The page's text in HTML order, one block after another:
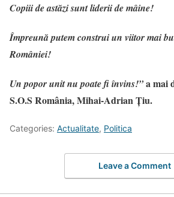
Copiii de astăzi sunt liderii de mâine!
Împreună putem construi un viitor mai
României!
Un popor unit nu poate fi învins!”a mai
S.O.S România, Mihai-Adrian Țiu.
Categories: Actualitate, Politica
Leave a Comment